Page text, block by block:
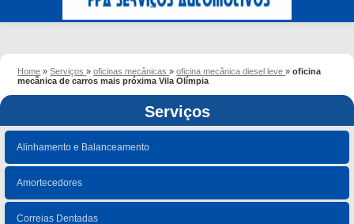
Home »Serviços»oficinas mecânicas»oficina mecânica diesel leve»oficina
mecânica de carros mais próxima Vila Olímpia
Serviços
Alinhamento e Balanceamento
Amortecedores
Correias Dentadas